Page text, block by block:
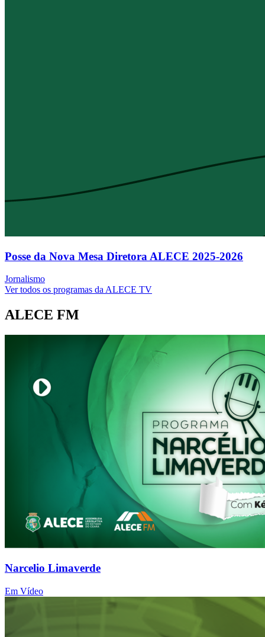
Posse da Nova Mesa Diretora ALECE 2025-2026
Jornalismo
Ver todos os programas da ALECE TV
ALECE FM
Narcelio Limaverde
Em Vídeo